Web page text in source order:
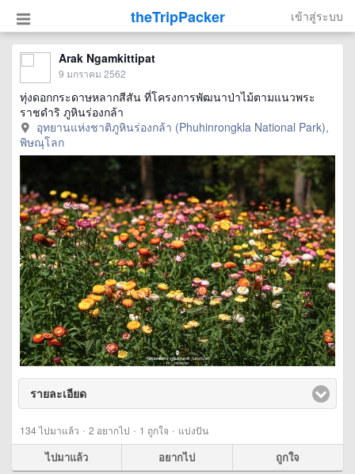
theTripPacker เข้าสู่ระบบ
Arak Ngamkittipat
9 มกราคม 2562
ทุ่งดอกกระดาษหลากสีสัน ที่โครงการพัฒนาป่าไม้ตามแนวพระ
ราชดำริ ภูหินร่องกล้า
อุทยานแห่งชาติภูหินร่องกล้า (Phuhinrongkla National Park),
พิษณุโลก
รายละเอียด
134ไปมาแล้ว · 2 อยากไป · 1 ถูกใจ · แบ่งปัน
ไปมาแล้ว อยากไป ถูกใจ